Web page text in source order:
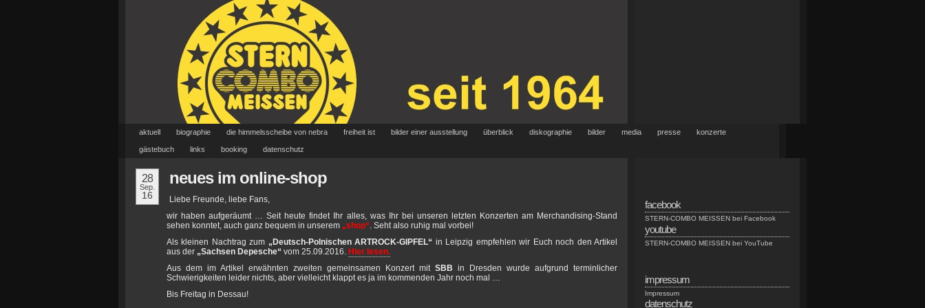
aktuell biographie die himmelsscheibe von nebra freiheit ist bilder einer ausstellung überblick diskographie bilder media presse konzerte
gästebuch links booking datenschutz
28
Sep.
16
neues im online-shop
Liebe Freunde, liebe Fans,
wir haben aufgeräumt … Seit heute findet Ihr alles, was Ihr bei unseren letzten Konzerten am Merchandising-Stand
sehen konntet, auch ganz bequem in unserem „shop“. Seht also ruhig mal vorbei!
Als kleinen Nachtrag zum „Deutsch-Polnischen ARTROCK-GIPFEL“ in Leipzig empfehlen wir Euch noch den Artikel
aus der „Sachsen Depesche“ vom 25.09.2016. Hier lesen.
Aus dem im Artikel erwähnten zweiten gemeinsamen Konzert mit SBB in Dresden wurde aufgrund terminlicher
Schwierigkeiten leider nichts, aber vielleicht klappt es ja im kommenden Jahr noch mal …
Bis Freitag in Dessau!
facebook
STERN-COMBO MEISSEN bei Facebook
youtube
STERN-COMBO MEISSEN bei YouTube
impressum
Impressum
datenschutz